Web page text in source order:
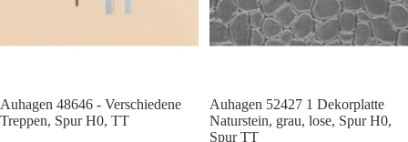
Auhagen 48646 - Verschiedene
Treppen, Spur H0, TT
Auhagen 52427 1 Dekorplatte
Naturstein, grau, lose, Spur H0,
Spur TT